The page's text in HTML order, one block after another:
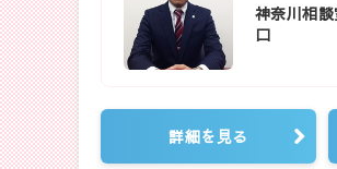
神奈川相
口
詳細を見る